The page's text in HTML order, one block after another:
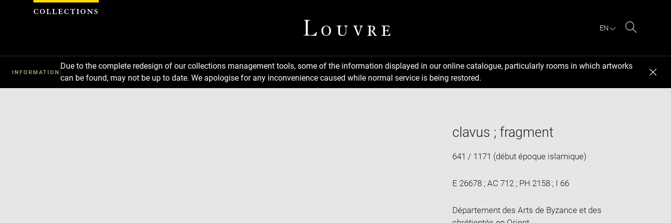
EN
INFORMATION
Due to the complete redesign of our collections management tools, some of the information displayed in our online catalogue, particularly rooms in which artworks
can be found, may not be up to date. We apologise for any inconvenience caused while normal service is being restored.
clavus ; fragment
641 / 1171 (début époque islamique)
E 26678 ; AC 712 ; PH 2158 ; I 66
Département des Arts de Byzance et des
Cookies management panel